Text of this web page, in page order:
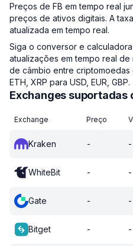
Preços de FB em tempo real
preços de ativos digitais. A
atualizada em tempo real.
Siga o conversor e
atualizações em tempo real de
de câmbio entre criptomoedas
ETH, XRP para USD, EUR, GBP.
Exchanges suportadas
Exchange Preço
Kraken - -
WhiteBit - -
Gate - -
Bitget - -